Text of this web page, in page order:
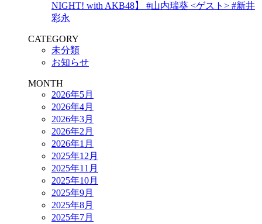
NIGHT! with AKB48】 #山内瑞葵 <ゲスト> #新井
彩永
CATEGORY
未分類
お知らせ
MONTH
2026年5月
2026年4月
2026年3月
2026年2月
2026年1月
2025年12月
2025年11月
2025年10月
2025年9月
2025年8月
2025年7月